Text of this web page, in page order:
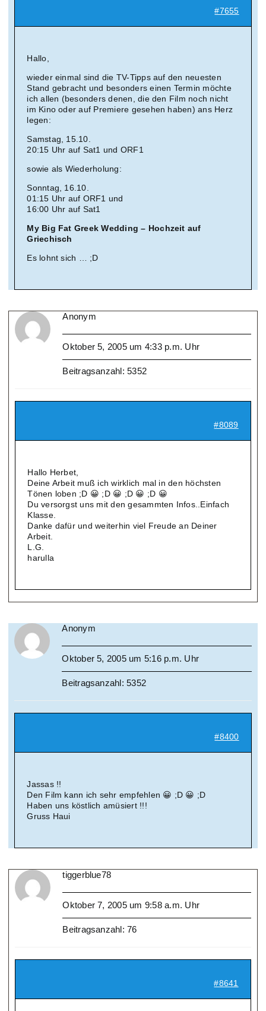
#7655
Hallo,
wieder einmal sind die TV-Tipps auf den neuesten
Stand gebracht und besonders einen Termin möchte
ich allen (besonders denen, die den Film noch nicht
im Kino oder auf Premiere gesehen haben) ans Herz
legen:
Samstag, 15.10.
20:15 Uhr auf Sat1 und ORF1
sowie als Wiederholung:
Sonntag, 16.10.
01:15 Uhr auf ORF1 und
16:00 Uhr auf Sat1
My Big Fat Greek Wedding – Hochzeit auf
Griechisch
Es lohnt sich … ;D
Anonym
Oktober 5, 2005 um 4:33 p.m. Uhr
Beitragsanzahl: 5352
#8089
Hallo Herbet,
Deine Arbeit muß ich wirklich mal in den höchsten
Tönen loben ;D 😀 ;D 😀 ;D 😀 ;D 😀
Du versorgst uns mit den gesammten Infos..Einfach
Klasse.
Danke dafür und weiterhin viel Freude an Deiner
Arbeit.
L.G.
harulla
Anonym
Oktober 5, 2005 um 5:16 p.m. Uhr
Beitragsanzahl: 5352
#8400
Jassas !!
Den Film kann ich sehr empfehlen 😀 ;D 😀 ;D
Haben uns köstlich amüsiert !!!
Gruss Haui
tiggerblue78
Oktober 7, 2005 um 9:58 a.m. Uhr
Beitragsanzahl: 76
#8641